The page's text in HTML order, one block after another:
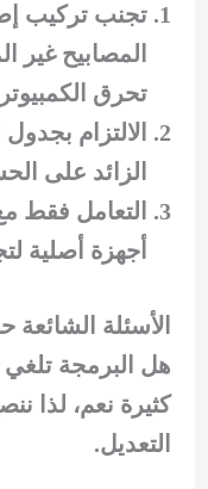
تجنب تركيب
المصابيح غير
تحرق
الالتزام
الزائد على
التعامل فقط
أجهزة أصلية
الأسئلة الشائعة
هل البرمجة
كثيرة نعم، لذا
التعديل.